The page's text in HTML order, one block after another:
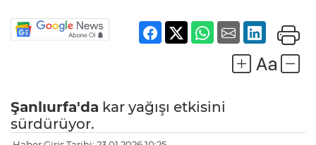
Şanlıurfa'da kar yağışı etkisini
sürdürüyor.